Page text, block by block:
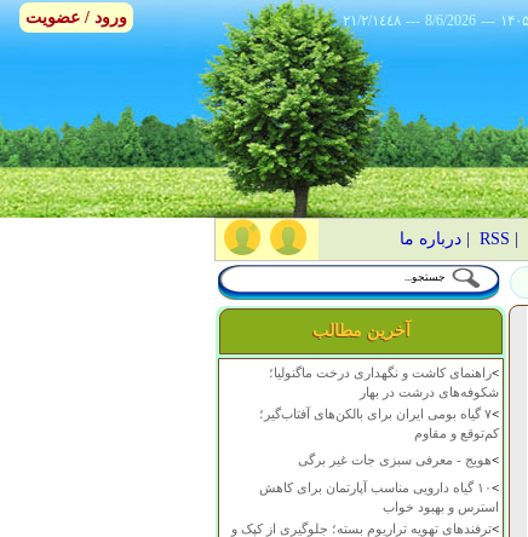
٢١/٢/١٤٤٨ --- 8/6/2026 ---
RSS
|درباره ما
آخرین مطالب
>راهنمای کاشت و نگهداری درخت ماگنولیا؛
شکوفه‌های درشت در بهار
>
۷ گیاه بومی ایران برای بالکن‌های آفتاب‌گیر؛
کم‌توقع و مقاوم
>هویج - معرفی سبزی جات غیر برگی
>
۱۰ گیاه دارویی مناسب آپارتمان برای کاهش
استرس و بهبود خواب
>ترفندهای تهویه تراریوم بسته؛ جلوگیری از کپک و
ورود / عضویت